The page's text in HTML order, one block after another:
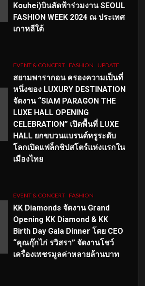
Kouhei)บินลัดฟ้าร่วมงาน SEOUL
FASHION WEEK 2024 ณ ประเทศ
เกาหลีใต้
EVENT & CONCERT FASHION UPDATE
สยามพารากอน ครองความเป็นที่
หนึ่งของ LUXURY DESTINATION
จัดงาน “SIAM PARAGON THE
LUXE HALL OPENING
CELEBRATION” เปิดพื้นที่ LUXE
HALL ยกขบวนแบรนด์หรูระดับ
โลกเปิดแฟล็กชิปสโตร์แห่งแรกใน
เมืองไทย
EVENT & CONCERT FASHION
KK Diamonds จัดงาน Grand
Opening KK Diamond & KK
Birth Day Gala Dinner โดย CEO
“คุณกุ๊กไก่ รวิสรา” จัดงานโชว์
เครื่องเพชรมูลค่าหลายล้านบาท